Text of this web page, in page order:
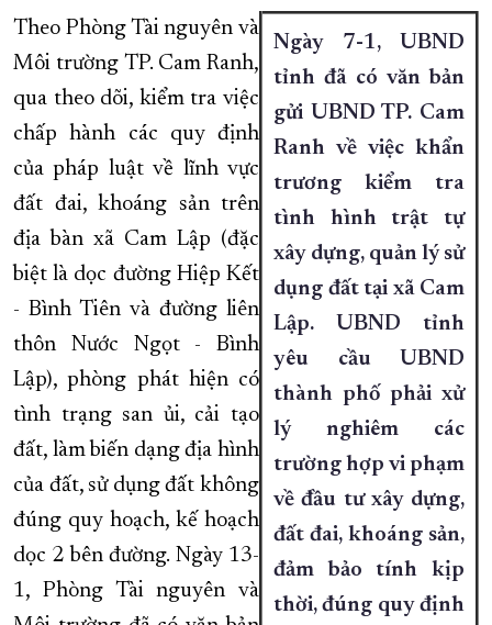
Ngày 7-1, UBND
tỉnh đã có văn bản
gửi UBND TP. Cam
Ranh về việc khẩn
trương kiểm tra
tình hình trật tự
xây dựng, quản lý sử
dụng đất tại xã Cam
Lập. UBND tỉnh
yêu cầu UBND
thành phố phải xử
lý nghiêm các
trường hợp vi phạm
về đầu tư xây dựng,
đất đai, khoáng sản,
đảm bảo tính kịp
thời, đúng quy định
Theo Phòng Tài nguyên và
Môi trường TP. Cam Ranh,
qua theo dõi, kiểm tra việc
chấp hành các quy định
của pháp luật về lĩnh vực
đất đai, khoáng sản trên
địa bàn xã Cam Lập (đặc
biệt là dọc đường Hiệp Kết
- Bình Tiên và đường liên
thôn Nước Ngọt - Bình
Lập), phòng phát hiện có
tình trạng san ủi, cải tạo
đất, làm biến dạng địa hình
của đất, sử dụng đất không
đúng quy hoạch, kế hoạch
dọc 2 bên đường. Ngày 13-
1, Phòng Tài nguyên và